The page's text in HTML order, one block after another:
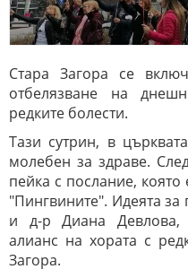
Стара Загора се
отбелязване на
редките болести.
Тази сутрин, в
молебен за здраве.
пейка с послание,
"Пингвините". Идеята за
и д-р Диана Девлова,
алианс на хората с
Загора.